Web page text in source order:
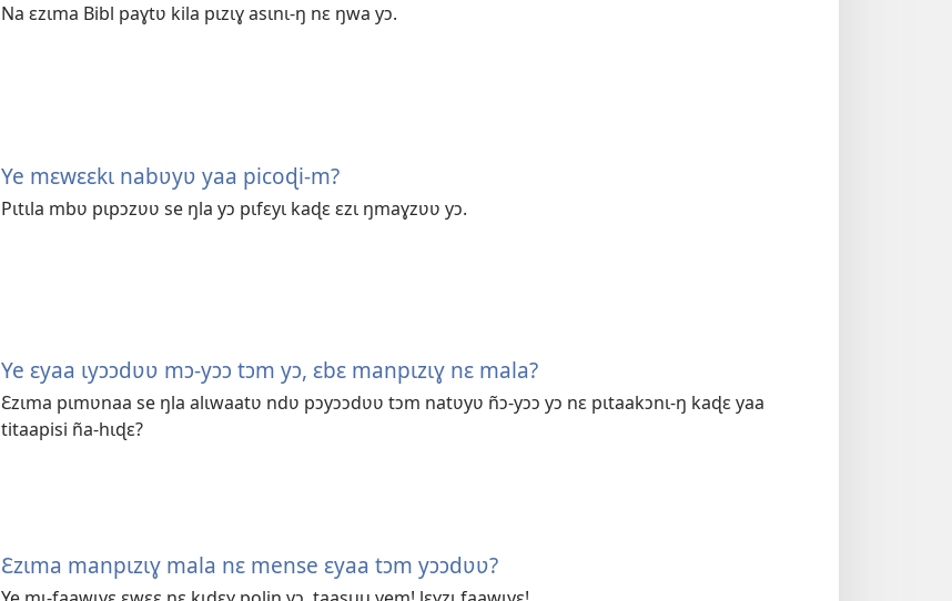
Na ɛzɩma Bibl paɣtʋ kila pɩzɩɣ asɩnɩ-ŋ nɛ ŋwa yɔ.
Ye mɛwɛɛkɩ nabʋyʋ yaa picoɖi-m?
Pɩtɩla mbʋ pɩpɔzʋʋ se ŋla yɔ pɩfɛyɩ kaɖɛ ɛzɩ ŋmaɣzʋʋ yɔ.
Ye ɛyaa ɩyɔɔdʋʋ mɔ-yɔɔ tɔm yɔ, ɛbɛ manpɩzɩɣ nɛ mala?
Ɛzɩma pɩmʋnaa se ŋla alɩwaatʋ ndʋ pɔyɔɔdʋʋ tɔm natʋyʋ ñɔ-yɔɔ yɔ nɛ pɩtaakɔnɩ-ŋ kaɖɛ yaa
titaapisi ña-hɩɖɛ?
Ɛzɩma manpɩzɩɣ mala nɛ mense ɛyaa tɔm yɔɔdʋʋ?